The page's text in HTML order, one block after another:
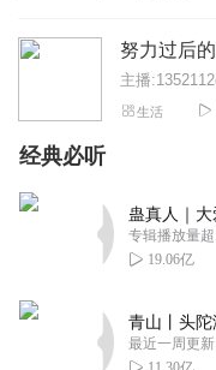
努力过后
主播
生活
经典必听
专辑播放量
19.06亿
最近一周更新